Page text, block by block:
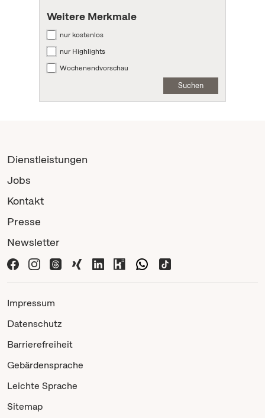
Weitere Merkmale
nur kostenlos
nur Highlights
Wochenendvorschau
Suchen
Dienstleistungen
Jobs
Kontakt
Presse
Newsletter
Impressum
Datenschutz
Barrierefreiheit
Gebärdensprache
Leichte Sprache
Sitemap